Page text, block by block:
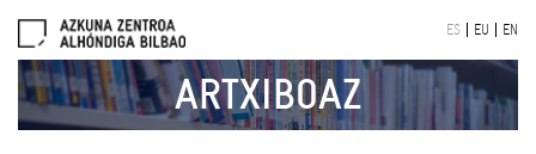
navigation
ES EU EN
ARTXIBOAZ